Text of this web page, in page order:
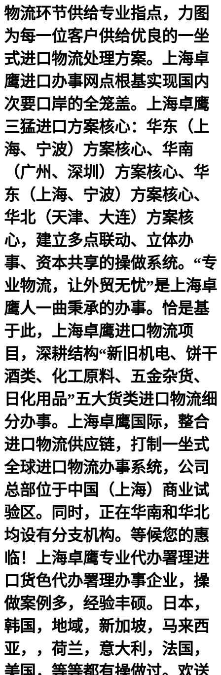
物流环节供给专业指点，力图
为每一位客户供给优良的一坐
式进口物流处理方案。上海卓
鹰进口办事网点根基实现国内
次要口岸的全笼盖。上海卓鹰
三猛进口方案核心：华东（上
海、宁波）方案核心、华南
（广州、深圳）方案核心、华
东（上海、宁波）方案核心、
华北（天津、大连）方案核
心，建立多点联动、立体办
事、资本共享的操做系统。“专
业物流，让外贸无忧”是上海卓
鹰人一曲秉承的办事。恰是基
于此，上海卓鹰进口物流项
目，深耕结构“新旧机电、饼干
酒类、化工原料、五金杂货、
日化用品”五大货类进口物流细
分办事。上海卓鹰国际，整合
进口物流供应链，打制一坐式
全球进口物流办事系统，公司
总部位于中国（上海）商业试
验区。同时，正在华南和华北
均设有分支机构。等候您的惠
临！上海卓鹰专业代办署理进
口货色代办署理办事企业，操
做案例多，经验丰硕。日本，
韩国，地域，新加坡，马来西
亚，，荷兰，意大利，法国，
美国，等等都有操做过。欢送